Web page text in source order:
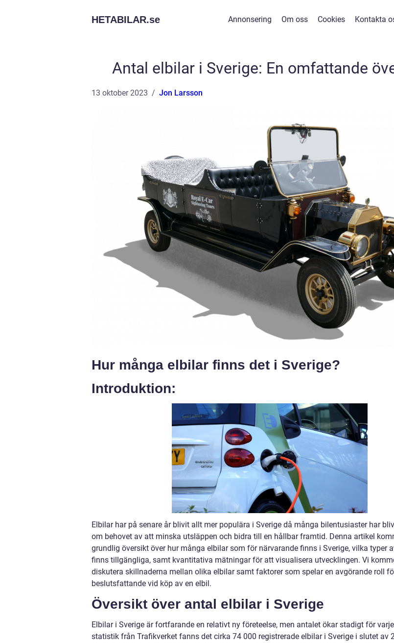
HETABILAR.se Annonsering Om oss Cookies Kontakta
Antal elbilar i Sverige: En omfattande
13 oktober 2023 Jon Larsson
Hur många elbilar finns det i Sverige?
Introduktion:
Elbilar har på senare år blivit allt mer populära i Sverige då många bilentusiaster har
om behovet av att minska utsläppen och bidra till en hållbar framtid. Denna artikel
grundlig översikt över hur många elbilar som för närvarande finns i Sverige, vilka typer
finns tillgängliga, samt kvantitativa mätningar för att visualisera utvecklingen. Vi
diskutera skillnaderna mellan olika elbilar samt faktorer som spelar en avgörande roll
beslutsfattande vid köp av en elbil.
Översikt över antal elbilar i Sverige
Elbilar i Sverige är fortfarande en relativt ny företeelse, men antalet ökar stadigt för
statistik från Trafikverket fanns det cirka 74 000 registrerade elbilar i Sverige i slutet av